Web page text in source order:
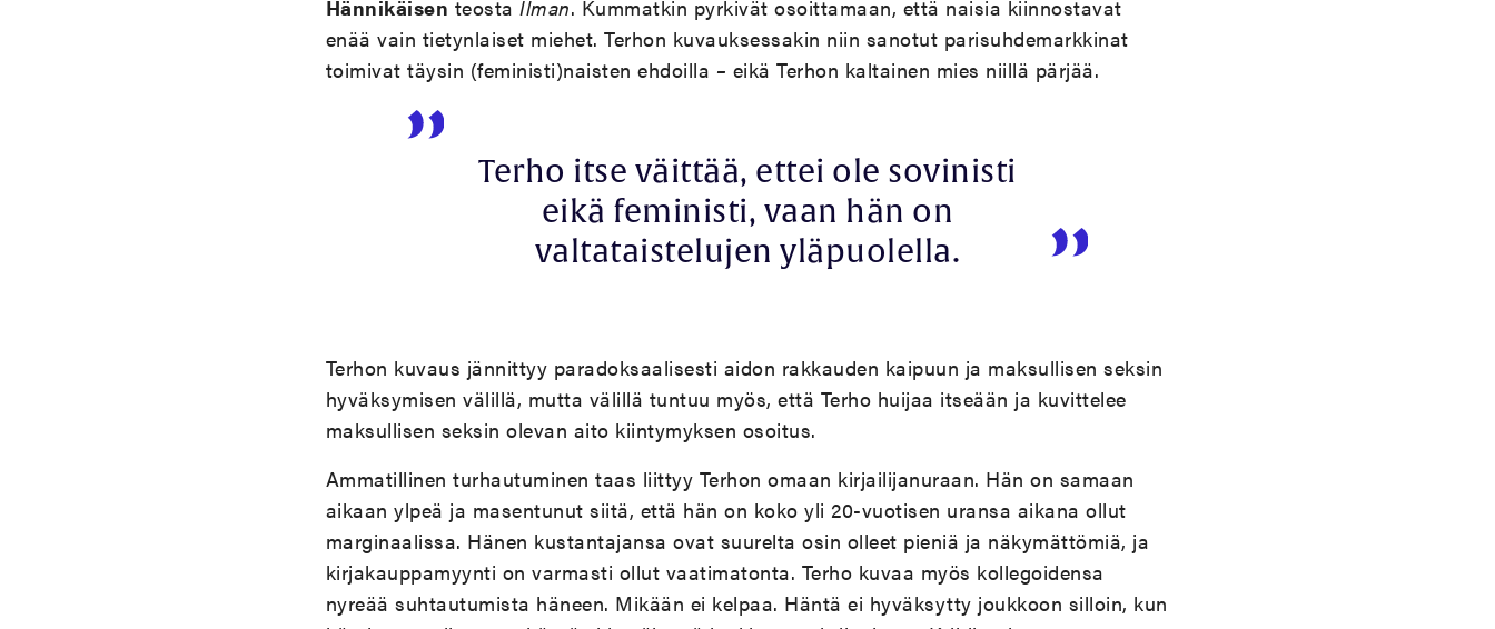
Hännikäisen teosta Ilman. Kummatkin pyrkivät osoittamaan, että naisia kiinnostavat
enää vain tietynlaiset miehet. Terhon kuvauksessakin niin sanotut parisuhdemarkkinat
toimivat täysin (feministi)naisten ehdoilla – eikä Terhon kaltainen mies niillä pärjää.
Terho itse väittää, ettei ole sovinisti
eikä feministi, vaan hän on
valtataistelujen yläpuolella.
Terhon kuvaus jännittyy paradoksaalisesti aidon rakkauden kaipuun ja maksullisen seksin
hyväksymisen välillä, mutta välillä tuntuu myös, että Terho huijaa itseään ja kuvittelee
maksullisen seksin olevan aito kiintymyksen osoitus.
Ammatillinen turhautuminen taas liittyy Terhon omaan kirjailijanuraan. Hän on samaan
aikaan ylpeä ja masentunut siitä, että hän on koko yli 20-vuotisen uransa aikana ollut
marginaalissa. Hänen kustantajansa ovat suurelta osin olleet pieniä ja näkymättömiä, ja
kirjakauppamyynti on varmasti ollut vaatimatonta. Terho kuvaa myös kollegoidensa
nyreää suhtautumista häneen. Mikään ei kelpaa. Häntä ei hyväksytty joukkoon silloin, kun